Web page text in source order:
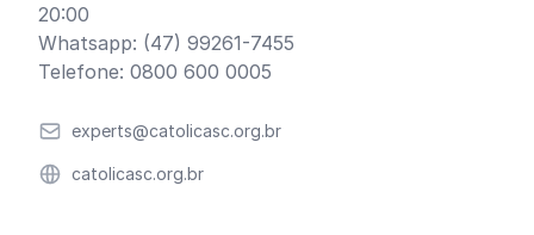
20:00
Whatsapp: (47) 99261-7455
Telefone: 0800 600 0005
Emailexperts@catolicasc.org.br
Websitecatolicasc.org.br